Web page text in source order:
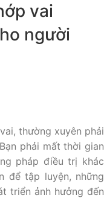
vai
người
thường xuyên phải
phải mất thời gian
pháp điều trị khác
để tập luyện, những
triển ảnh hưởng đến